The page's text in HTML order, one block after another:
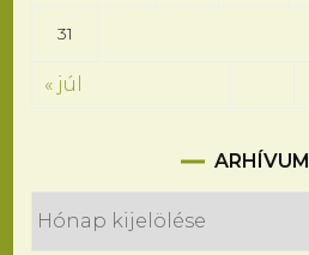
31
« júl
ARHÍVUM
Arhívum